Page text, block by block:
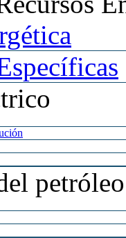
petróleo